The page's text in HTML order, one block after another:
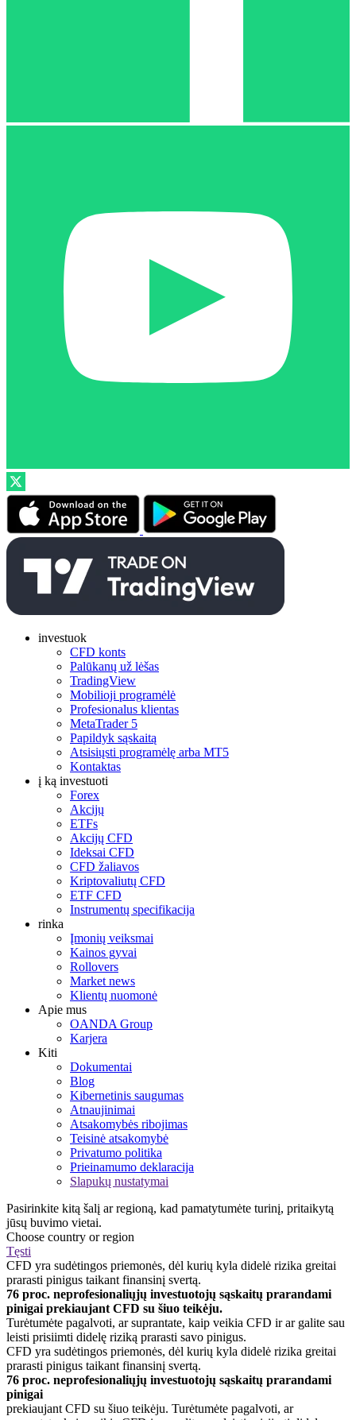
investuok
CFD konts
Palūkanų už lėšas
TradingView
Mobilioji programėlė
Profesionalus klientas
MetaTrader 5
Papildyk sąskaitą
Atsisiųsti programėlę arba MT5
Kontaktas
į ką investuoti
Forex
Akcijų
ETFs
Akcijų CFD
Ideksai CFD
CFD žaliavos
Kriptovaliutų CFD
ETF CFD
Instrumentų specifikacija
rinka
Įmonių veiksmai
Kainos gyvai
Rollovers
Market news
Klientų nuomonė
Apie mus
OANDA Group
Karjera
Kiti
Dokumentai
Blog
Kibernetinis saugumas
Atnaujinimai
Atsakomybės ribojimas
Teisinė atsakomybė
Privatumo politika
Prieinamumo deklaracija
Slapukų nustatymai
Pasirinkite kitą šalį ar regioną, kad pamatytumėte turinį, pritaikytą
jūsų buvimo vietai.
Choose country or region
Tęsti
CFD yra sudėtingos priemonės, dėl kurių kyla didelė rizika greitai
prarasti pinigus taikant finansinį svertą.
76 proc. neprofesionaliųjų investuotojų sąskaitų prarandami
pinigai prekiaujant CFD su šiuo teikėju.
Turėtumėte pagalvoti, ar suprantate, kaip veikia CFD ir ar galite sau
leisti prisiimti didelę riziką prarasti savo pinigus.
CFD yra sudėtingos priemonės, dėl kurių kyla didelė rizika greitai
prarasti pinigus taikant finansinį svertą.
76 proc. neprofesionaliųjų investuotojų sąskaitų prarandami
pinigai
prekiaujant CFD su šiuo teikėju. Turėtumėte pagalvoti, ar